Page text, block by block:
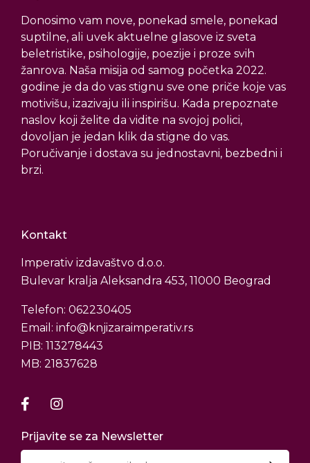
Donosimo vam nove, ponekad smele, ponekad
suptilne, ali uvek aktuelne glasove iz sveta
beletristike, psihologije, poezije i proze svih
žanrova. Naša misija od samog početka 2022.
godine je da do vas stignu sve one priče koje vas
motivišu, izazivaju ili inspirišu. Kada prepoznate
naslov koji želite da vidite na svojoj polici,
dovoljan je jedan klik da stigne do vas.
Poručivanje i dostava su jednostavni, bezbedni i
brzi.
Kontakt
Imperativ izdavaštvo d.o.o.
Bulevar kralja Aleksandra 453, 11000 Beograd
Telefon: 062230405
Email: info@knjizaraimperativ.rs
PIB: 113278443
MB: 21837628
Prijavite se za Newsletter